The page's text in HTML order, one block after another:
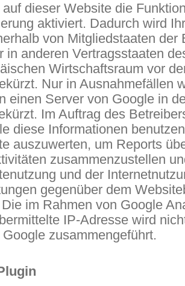
dieser Website die
aktiviert. Dadurch wird
von Mitgliedstaaten der
in anderen Vertragsstaaten
Wirtschaftsraum vor
Nur in Ausnahmefällen
einen Server von Google in
Im Auftrag des
diese Informationen
auszuwerten, um Reports
zusammenzustellen
und der
gegenüber dem
im Rahmen von Google
IP-Adresse wird
zusammengeführt.